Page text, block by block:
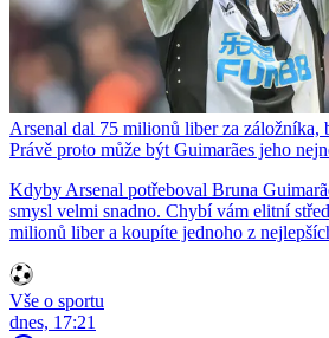
Arsenal dal 75 milionů liber za záložníka,
Právě proto může být Guimarães jeho
Kdyby Arsenal potřeboval Bruna
smysl velmi snadno. Chybí vám elitní
milionů liber a koupíte jednoho z
Vše o sportu
dnes, 17:21